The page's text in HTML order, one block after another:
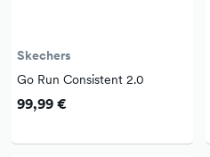
Skechers
Go Run Consistent 2.0
99,99 €